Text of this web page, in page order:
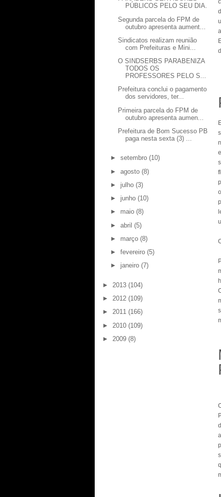
PÚBLICOS PELO SEU DIA.
Segunda parcela do FPM de
outubro apresenta aument...
Sindicatos realizam reunião
com Prefeituras e Mini...
O SINDSERBS PARABENIZA
TODOS OS
PROFESSORES PELO S...
Prefeitura conclui o pagamento
dos servidores, ter...
Primeira parcela do FPM de
outubro apresenta aumen...
Prefeitura de Bom Sucesso PB
paga nesta sexta (3) ...
► setembro (10)
► agosto (8)
► julho (3)
► junho (10)
► maio (8)
► abril (5)
► março (8)
► fevereiro (5)
► janeiro (7)
► 2013 (104)
► 2012 (109)
► 2011 (166)
► 2010 (109)
► 2009 (8)